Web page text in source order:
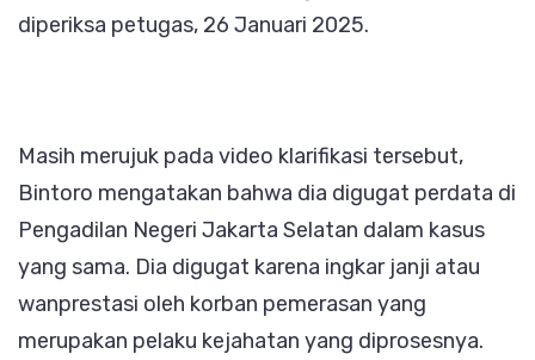
diperiksa petugas, 26 Januari 2025.
Masih merujuk pada video klarifikasi tersebut,
Bintoro mengatakan bahwa dia digugat perdata di
Pengadilan Negeri Jakarta Selatan dalam kasus
yang sama. Dia digugat karena ingkar janji atau
wanprestasi oleh korban pemerasan yang
merupakan pelaku kejahatan yang diprosesnya.